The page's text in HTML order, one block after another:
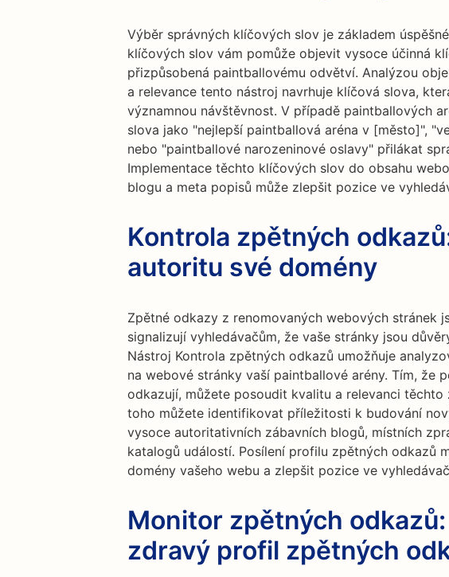
Výběr správných klíčových slov je základem
klíčových slov vám pomůže objevit vysoce účinná
přizpůsobená paintballovému odvětví. Analýzou
a relevance tento nástroj navrhuje klíčová slova,
významnou návštěvnost. V případě paintballových
slova jako "nejlepší paintballová aréna v [město]",
nebo "paintballové narozeninové oslavy" přilákat
Implementace těchto klíčových slov do obsahu
blogu a meta popisů může zlepšit pozice ve
Kontrola zpětných
autoritu své domény
Zpětné odkazy z renomovaných webových stránek
signalizují vyhledávačům, že vaše stránky jsou
Nástroj Kontrola zpětných odkazů umožňuje
na webové stránky vaší paintballové arény. Tím, že
odkazují, můžete posoudit kvalitu a relevanci těchto
toho můžete identifikovat příležitosti k budování
vysoce autoritativních zábavních blogů, místních
katalogů událostí. Posílení profilu zpětných odkazů
domény vašeho webu a zlepšit pozice ve
Monitor zpětných
zdravý profil zpětných